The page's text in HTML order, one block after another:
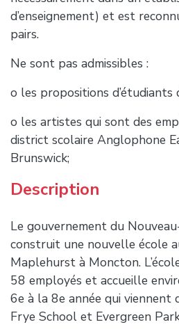
d’enseignement) et est
pairs.
Ne sont pas admissibles :
o les propositions d’étudiants
o les artistes qui sont des
district scolaire Anglophone
Brunswick;
Description
Le gouvernement du
construit une nouvelle école
Maplehurst à Moncton.
58 employés et accueille
6e à la 8e année qui viennent
Frye School et Evergreen